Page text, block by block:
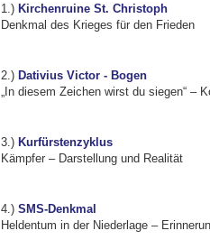
1.) Kirchenruine St. Christoph
Denkmal des Krieges für den Frieden
2.) Dativius Victor - Bogen
„In diesem Zeichen wirst du siegen“ –
3.) Kurfürstenzyklus
Kämpfer – Darstellung und Realität
4.) SMS-Denkmal
Heldentum in der Niederlage –